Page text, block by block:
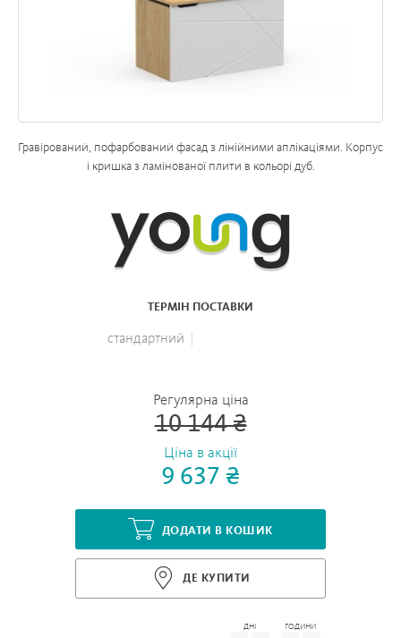
Гравірований, пофарбований фасад з лінійними аплікаціями. Корпус
і кришка з ламінованої плити в кольорі дуб.
ТЕРМІН ПОСТАВКИ
стандартний
Регулярна ціна
10 144 ₴
Ціна в акції
9 637 ₴
ДОДАТИ В КОШИК
ДЕ КУПИТИ
ДНІ ГОДИНИ